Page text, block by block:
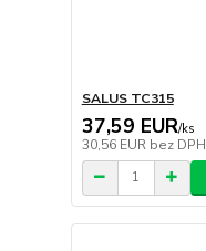
SALUS TC315
37,59 EUR/ks
30,56 EUR bez DPH